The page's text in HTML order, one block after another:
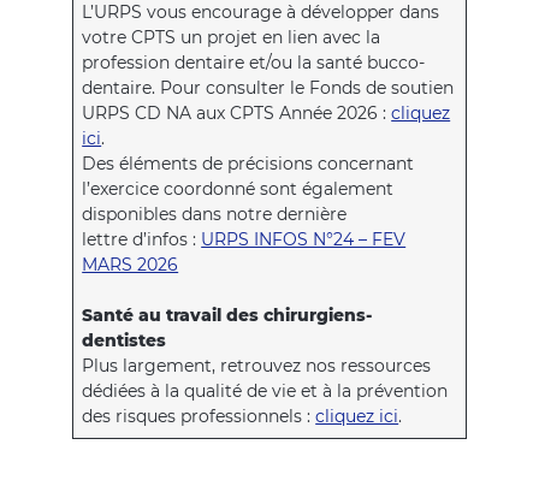
L’URPS vous encourage à développer dans
votre CPTS un projet en lien avec la
profession dentaire et/ou la santé bucco-
dentaire. Pour consulter le Fonds de soutien
URPS CD NA aux CPTS Année 2026 :cliquez
ici.
Des éléments de précisions concernant
l’exercice coordonné sont également
disponibles dans notre dernière
lettre d’infos : URPS INFOS N°24 – FEV
MARS 2026
Santé au travail des chirurgiens-
dentistes
Plus largement, retrouvez nos ressources
dédiées à la qualité de vie et à la prévention
des risques professionnels :cliquez ici.